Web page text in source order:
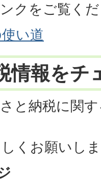
クをご覧く
い道
情報をチ
と納税に関
くお願いし